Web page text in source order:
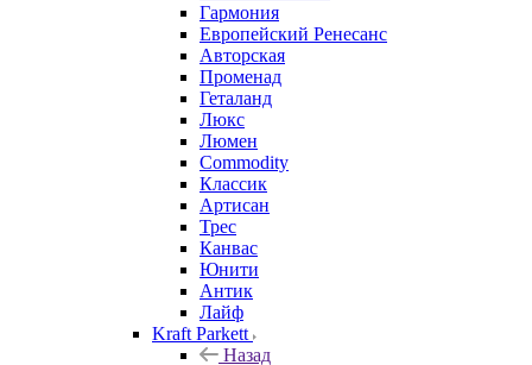
Гармония
Европейский Ренесанс
Авторская
Променад
Геталанд
Люкс
Люмен
Commodity
Классик
Артисан
Трес
Канвас
Юнити
Антик
Лайф
Kraft Parkett
Назад